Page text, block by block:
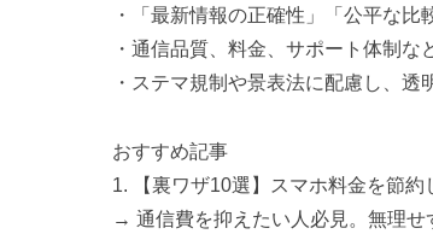
・「最新情報の正確性」「公平な
・通信品質、料金、サポート体制
・ステマ規制や景表法に配慮し、
おすすめ記事
1. 【裏ワザ10選】スマホ料金を節
→ 通信費を抑えたい人必見。無理せ